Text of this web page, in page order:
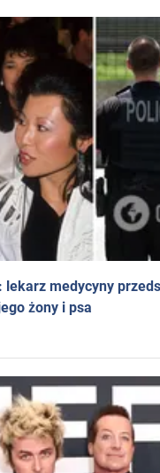
medycyny
żony i psa